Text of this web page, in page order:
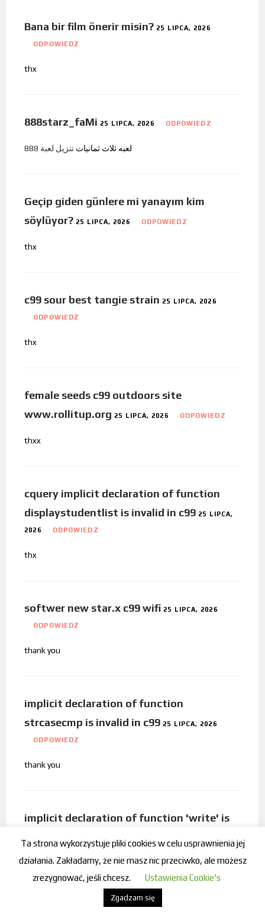
Bana bir film önerir misin? 25 LIPCA, 2026
ODPOWIEDZ
thx
888starz_faMi 25 LIPCA, 2026 ODPOWIEDZ
لعبه ثلاث ثمانيات تنزيل لعبة 888
Geçip giden günlere mi yanayım kim
söylüyor? 25 LIPCA, 2026 ODPOWIEDZ
thx
c99 sour best tangie strain 25 LIPCA, 2026
ODPOWIEDZ
thx
female seeds c99 outdoors site
www.rollitup.org 25 LIPCA, 2026 ODPOWIEDZ
thxx
cquery implicit declaration of function
displaystudentlist is invalid in c99 25 LIPCA,
2026 ODPOWIEDZ
thx
softwer new star.x c99 wifi 25 LIPCA, 2026
ODPOWIEDZ
thank you
implicit declaration of function
strcasecmp is invalid in c99 25 LIPCA, 2026
ODPOWIEDZ
thank you
implicit declaration of function 'write' is
thxx
Ta strona wykorzystuje pliki cookies w celu usprawnienia jej
działania. Zakładamy, że nie masz nic przeciwko, ale możesz
zrezygnować, jeśli chcesz.
Ustawienia Cookie's
Zgadzam się